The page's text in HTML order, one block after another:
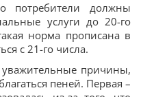
потребители должны
услуги до 20-го
норма прописана в
с 21-го числа.
причины,
пеней. Первая –